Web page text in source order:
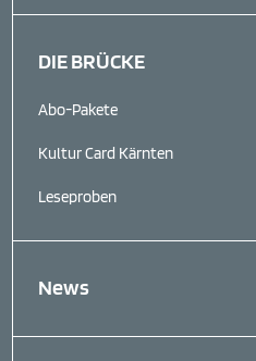
DIE BRÜCKE
Abo-Pakete
Kultur Card Kärnten
Leseproben
News